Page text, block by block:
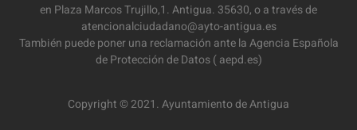
en Plaza Marcos Trujillo,1. Antigua. 35630, o a través de
atencionalciudadano@ayto-antigua.es
También puede poner una reclamación ante la Agencia Española
de Protección de Datos ( aepd.es)
Copyright © 2021. Ayuntamiento de Antigua